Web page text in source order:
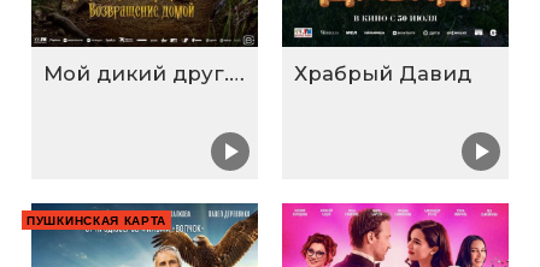
Мой дикий друг. Возвращение домой Храбрый Давид
ПУШКИНСКАЯ КАРТА